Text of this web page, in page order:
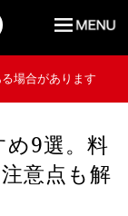
場合があります
9選。料
意点も解